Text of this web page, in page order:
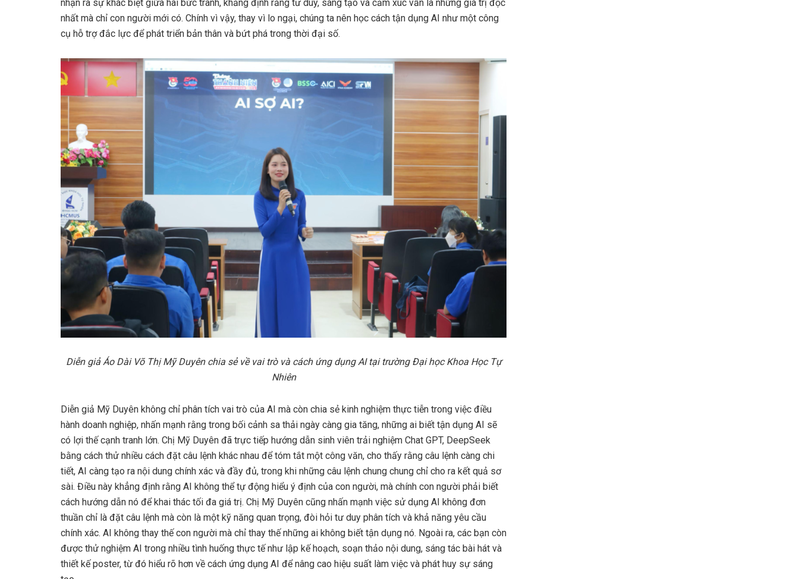
nhận ra sự khác biệt giữa hai bức tranh, khẳng định rằng tư duy, sáng tạo và cảm xúc vẫn là những giá trị độc
nhất mà chỉ con người mới có. Chính vì vậy, thay vì lo ngại, chúng ta nên học cách tận dụng AI như một công
cụ hỗ trợ đắc lực để phát triển bản thân và bứt phá trong thời đại số.
Diễn giả Áo Dài Võ Thị Mỹ Duyên chia sẻ về vai trò và cách ứng dụng AI tại trường Đại học Khoa Học Tự
Nhiên
Diễn giả Mỹ Duyên không chỉ phân tích vai trò của AI mà còn chia sẻ kinh nghiệm thực tiễn trong việc điều
hành doanh nghiệp, nhấn mạnh rằng trong bối cảnh sa thải ngày càng gia tăng, những ai biết tận dụng AI sẽ
có lợi thế cạnh tranh lớn. Chị Mỹ Duyên đã trực tiếp hướng dẫn sinh viên trải nghiệm Chat GPT, DeepSeek
bằng cách thử nhiều cách đặt câu lệnh khác nhau để tóm tắt một công văn, cho thấy rằng câu lệnh càng chi
tiết, AI càng tạo ra nội dung chính xác và đầy đủ, trong khi những câu lệnh chung chung chỉ cho ra kết quả sơ
sài. Điều này khẳng định rằng AI không thể tự động hiểu ý định của con người, mà chính con người phải biết
cách hướng dẫn nó để khai thác tối đa giá trị. Chị Mỹ Duyên cũng nhấn mạnh việc sử dụng AI không đơn
thuần chỉ là đặt câu lệnh mà còn là một kỹ năng quan trọng, đòi hỏi tư duy phân tích và khả năng yêu cầu
chính xác. AI không thay thế con người mà chỉ thay thế những ai không biết tận dụng nó. Ngoài ra, các bạn còn
được thử nghiệm AI trong nhiều tình huống thực tế như lập kế hoạch, soạn thảo nội dung, sáng tác bài hát và
thiết kế poster, từ đó hiểu rõ hơn về cách ứng dụng AI để nâng cao hiệu suất làm việc và phát huy sự sáng